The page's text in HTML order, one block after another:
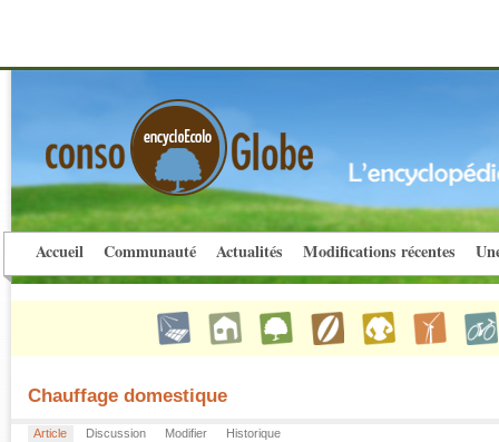
Accueil Communauté Actualités Modifications récentes
Chauffage domestique
Article Discussion Modifier Historique